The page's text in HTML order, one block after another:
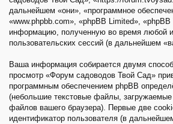
дальнейшем «они», «программное
«www.phpbb.com», «phpBB Limited»,
информацию, полученную во время любой
пользовательских сессий (в дальнейшем
Ваша информация собирается двумя
просмотр «Форум садоводов Твой Сад»
программным обеспечением phpBB
(небольшие текстовые файлы,
файлов вашего браузера). Первые две
идентификатор пользователя (в